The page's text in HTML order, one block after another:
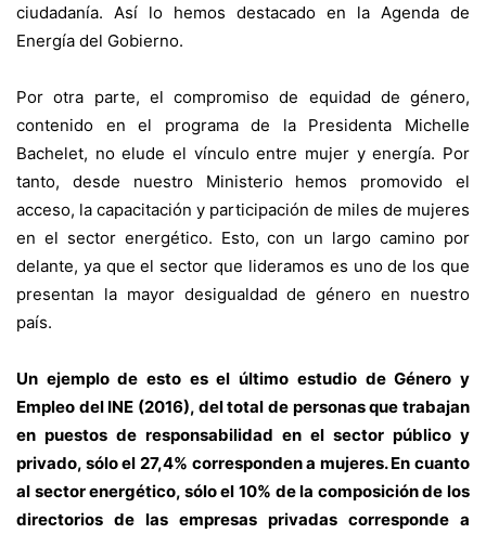
ciudadanía. Así lo hemos destacado en la Agenda de
Energía del Gobierno.
Por otra parte, el compromiso de equidad de género,
contenido en el programa de la Presidenta Michelle
Bachelet, no elude el vínculo entre mujer y energía. Por
tanto, desde nuestro Ministerio hemos promovido el
acceso, la capacitación y participación de miles de mujeres
en el sector energético. Esto, con un largo camino por
delante, ya que el sector que lideramos es uno de los que
presentan la mayor desigualdad de género en nuestro
país.
Un ejemplo de esto es el último estudio de Género y
Empleo del INE (2016), del total de personas que trabajan
en puestos de responsabilidad en el sector público y
privado, sólo el 27,4% corresponden a mujeres. En cuanto
al sector energético, sólo el 10% de la composición de los
directorios de las empresas privadas corresponde a